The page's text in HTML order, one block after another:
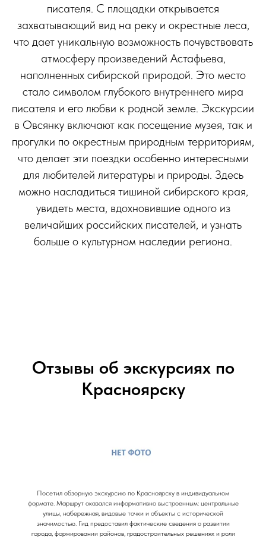
писателя. С площадки открывается
захватывающий вид на реку и окрестные леса,
что дает уникальную возможность почувствовать
атмосферу произведений Астафьева,
наполненных сибирской природой. Это место
стало символом глубокого внутреннего мира
писателя и его любви к родной земле. Экскурсии
в Овсянку включают как посещение музея, так и
прогулки по окрестным природным территориям,
что делает эти поездки особенно интересными
для любителей литературы и природы. Здесь
можно насладиться тишиной сибирского края,
увидеть места, вдохновившие одного из
величайших российских писателей, и узнать
больше о культурном наследии региона.
Отзывы об экскурсиях по
Красноярску
Посетил обзорную экскурсию по Красноярску в индивидуальном
формате. Маршрут оказался информативно выстроенным: центральные
улицы, набережная, видовые точки и объекты с исторической
значимостью. Гид предоставил фактические сведения о развитии
города, формировании районов, градостроительных решениях и роли